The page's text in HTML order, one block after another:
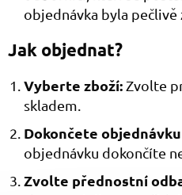
objednávka byla pečlivě
Jak objednat?
Vyberte zboží: Zvolte
skladem.
Dokončete objednávku
objednávku dokončíte
Zvolte přednostní